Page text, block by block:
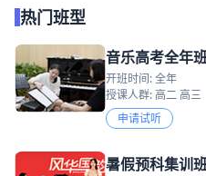
热门班型
音乐高考全年
开班时间: 全年
授课人群: 高二 高三
申请试听
暑假预科集训